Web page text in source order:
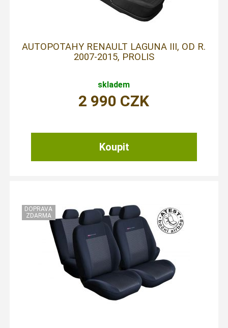
AUTOPOTAHY RENAULT LAGUNA III, OD R.
2007-2015, PROLIS
skladem
2 990 CZK